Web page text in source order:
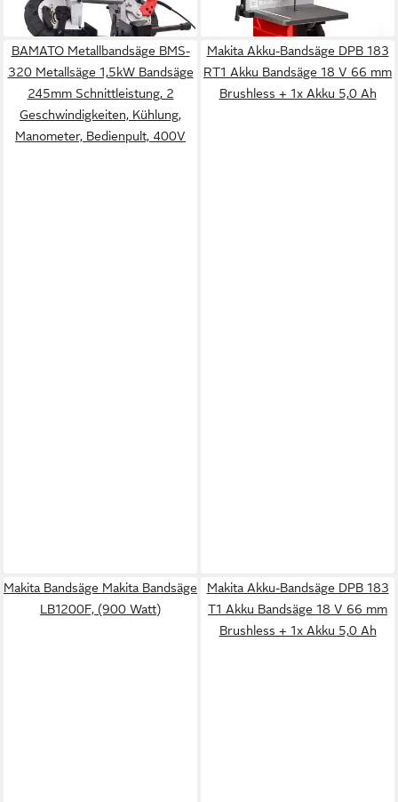
in 3-4 Werktagen bei dir
BAMATO Metallbandsäge BMS-
320 Metallsäge 1,5kW Bandsäge
245mm Schnittleistung, 2
Geschwindigkeiten, Kühlung,
Manometer, Bedienpult, 400V
Makita Akku-Bandsäge DPB 183
RT1 Akku Bandsäge 18 V 66 mm
Brushless + 1x Akku 5,0 Ah
Makita Bandsäge Makita Bandsäge
LB1200F, (900 Watt)
Makita Akku-Bandsäge DPB 183
T1 Akku Bandsäge 18 V 66 mm
Brushless + 1x Akku 5,0 Ah